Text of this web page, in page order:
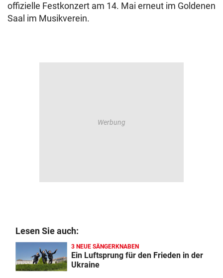
offizielle Festkonzert am 14. Mai erneut im Goldenen
Saal im Musikverein.
Lesen Sie auch:
3 NEUE SÄNGERKNABEN
Ein Luftsprung für den Frieden in der
Ukraine